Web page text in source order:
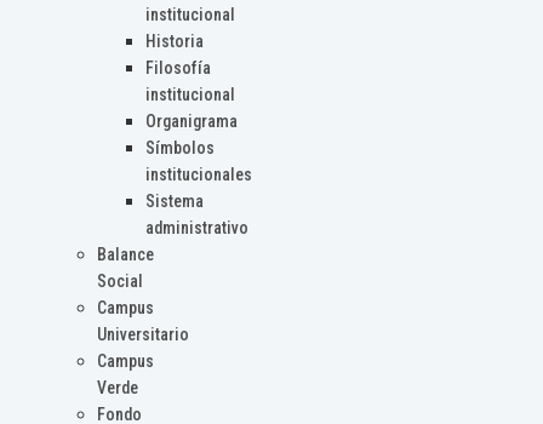
institucional
Historia
Filosofía
institucional
Organigrama
Símbolos
institucionales
Sistema
administrativo
Balance
Social
Campus
Universitario
Campus
Verde
Fondo